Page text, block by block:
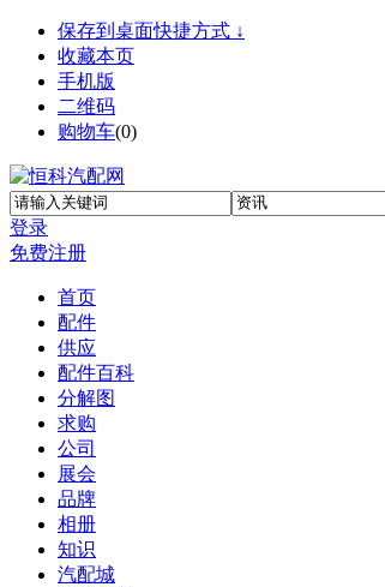
保存到桌面快捷方式 ↓
收藏本页
手机版
二维码
购物车(0)
登录
免费注册
首页
配件
供应
配件百科
分解图
求购
公司
展会
品牌
相册
知识
汽配城